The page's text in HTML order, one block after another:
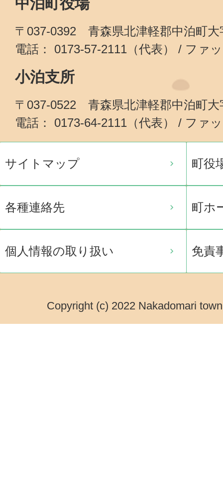
中泊町役場
〒037-0392 青森県北津軽郡中泊町大
電話： 0173-57-2111（代表） / ファ
小泊支所
〒037-0522 青森県北津軽郡中泊町大
電話： 0173-64-2111（代表） / ファ
サイトマップ 町役
各種連絡先 町ホ
個人情報の取り扱い 免責
Copyright (c) 2022 Nakadomari